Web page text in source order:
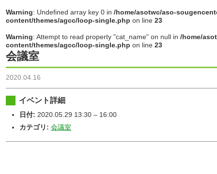
Warning: Undefined array key 0 in /home/asotwc/aso-
content/themes/agcc/loop-single.php on line 23
Warning: Attempt to read property "cat_name" on null in /home/
content/themes/agcc/loop-single.php on line 23
会議室
2020.04.16
イベント詳細
日付: 2020.05.29 13:30 – 16:00
カテゴリ: 会議室